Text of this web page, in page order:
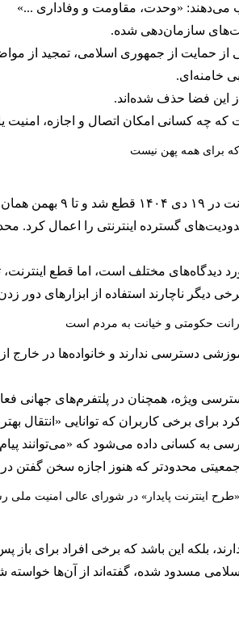
می‌دهند: «وحدت، مقاومت و وفاداری ...»
سازمان‌دهی‌ شده.
حمایت از جمهوری اسلامی، تمجید از
خامنه‌ای.
این فضا حذف شده‌اند.
چه کسانی امکان اتصال و اجازه، امنیت
که برای همه پهن نیست
ماند.
در ۹ اسفند ۱۴۰۴ نیز حکومت بار دیگر محدودیت‌های گسترده
مختلف است، اما قطع اینترنت،
ناچارند استفاده از ابزارهای دور
رانت حکومتی و خیانت به مردم است
دسترسی ندارند و خانواده‌ها در خارج
ویژه، همچنان در پلتفرم‌های جهانی
کسانی داده می‌شود که «می‌توانند پیام
محدودتر که هنوز اجازه سخن گفتن در
«طرح اینترنت پایدار» در شورای عالی امنیت
بلکه این باشد که برخی افراد برای باز
اسلامی مسدود شده، گفته‌اند از آن‌ها